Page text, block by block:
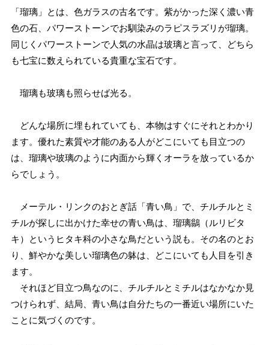
「瑠璃」とは、色ガラスの古名です。紫がかった深く濃い青
色の石、パワーストーンでお馴染みのラピスラズリが瑠璃。
同じくパワーストーンで人気の水晶は玻璃と言って、どちら
も七宝に数えられている貴重な宝石です。
瑠璃も玻璃も照らせば光る。
どんな場所に埋もれていても、本物はすぐにそれとわかり
ます。優れた素質や才能のある人がどこにいても目立つの
は、瑠璃や玻璃のように内面から輝くオーラを放っているか
らでしょう。
メーテル・リンクのおとぎ話「青い鳥」で、チルチルとミ
チルが探しに出かけた幸せの青い鳥は、瑠璃鶲（ルリビタ
キ）というヒタキ科の小さな鳥だという説も。その名のとお
り、鮮やかな美しい瑠璃色の躰は、どこにいても人目を引き
ます。
それほど目立つ鳥なのに、チルチルとミチルはなかなか見
つけられず、結局、青い鳥は自分たちの一番近い場所にいた
ことに気づくのです。